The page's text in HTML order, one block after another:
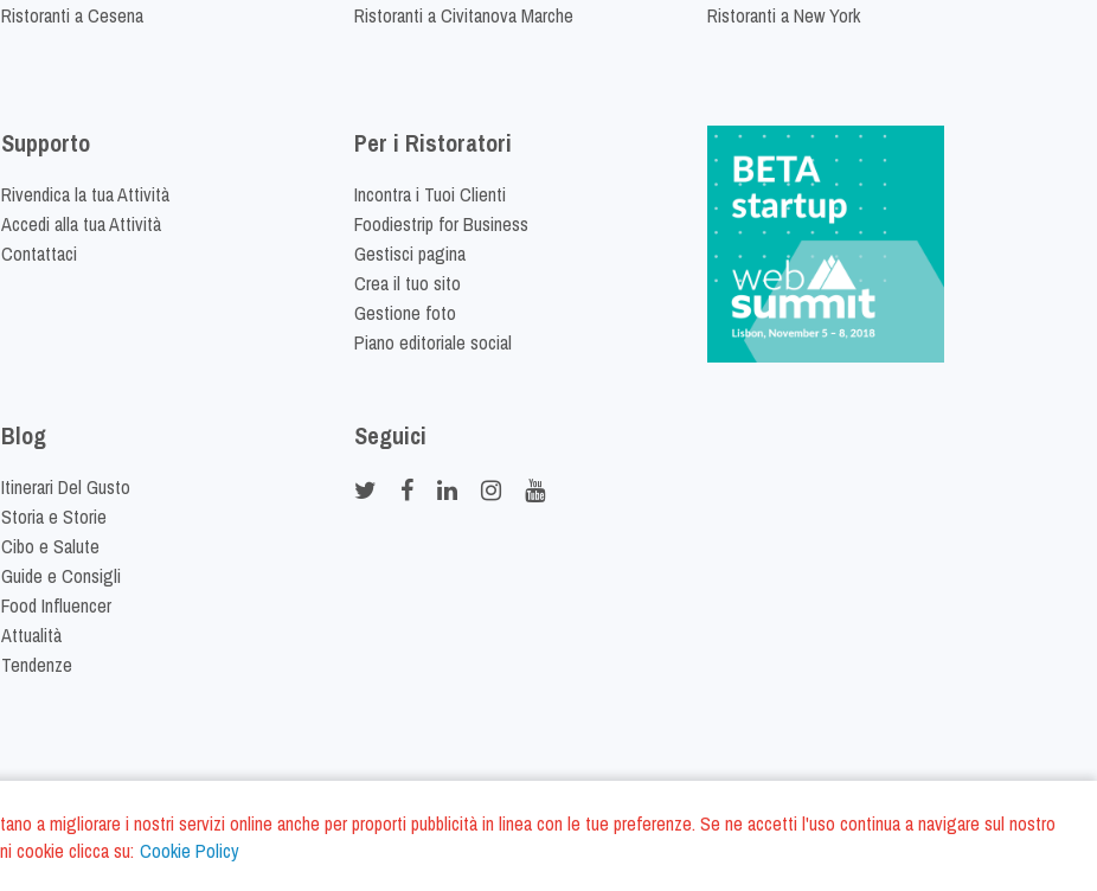
a migliorare i nostri servizi online anche per proporti pubblicità in linea con le tue preferenze. Se ne accetti l'uso continua a navigare sul nostro
cookie clicca su: Cookie Policy
Ristoranti a Cesena
Ristoranti a Civitanova Marche
Ristoranti a New York
Supporto
Rivendica la tua Attività
Accedi alla tua Attività
Contattaci
Per i Ristoratori
Incontra i Tuoi Clienti
Foodiestrip for Business
Gestisci pagina
Crea il tuo sito
Gestione foto
Piano editoriale social
Blog
Itinerari Del Gusto
Storia e Storie
Cibo e Salute
Guide e Consigli
Food Influencer
Attualità
Tendenze
Seguici
S.r.l. - P.IVA IT01975940675 - All Rights Reserved